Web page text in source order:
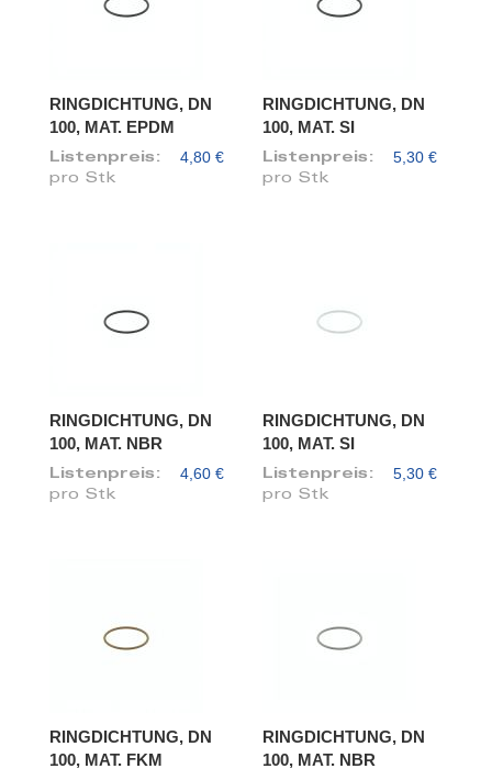
RINGDICHTUNG, DN
100, MAT. EPDM
Listenpreis: 4,80 €
pro Stk
RINGDICHTUNG, DN
100, MAT. SI
Listenpreis: 5,30 €
pro Stk
RINGDICHTUNG, DN
100, MAT. NBR
Listenpreis: 4,60 €
pro Stk
RINGDICHTUNG, DN
100, MAT. SI
Listenpreis: 5,30 €
pro Stk
RINGDICHTUNG, DN
100, MAT. FKM
RINGDICHTUNG, DN
100, MAT. NBR